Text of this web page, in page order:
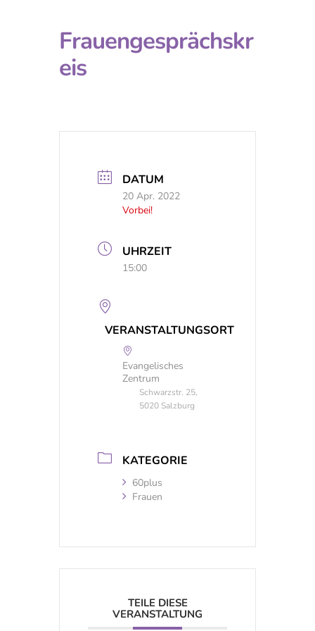
Frauengesprächskr
eis
DATUM
20 Apr. 2022
Vorbei!
UHRZEIT
15:00
VERANSTALTUNGSORT
Evangelisches
Zentrum
Schwarzstr. 25,
5020 Salzburg
KATEGORIE
60plus
Frauen
TEILE DIESE
VERANSTALTUNG